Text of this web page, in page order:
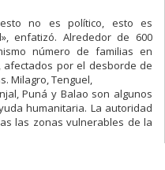
no es político, esto es
enfatizó. Alrededor de 600
número de familias en
por el desborde de
Milagro, Tenguel,
Puná y Balao son algunos
humanitaria. La autoridad
las zonas vulnerables de la